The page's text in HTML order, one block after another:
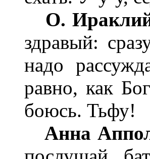
О.
здравый:
надо
равно, как
боюсь. Тьфу!
Анна